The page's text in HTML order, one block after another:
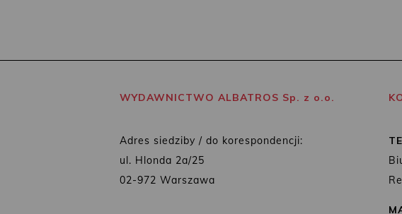
WYDAWNICTWO ALBATROS Sp. z o.o.
Adres siedziby / do korespondencji:
ul. Hlonda 2a/25
02-972 Warszawa